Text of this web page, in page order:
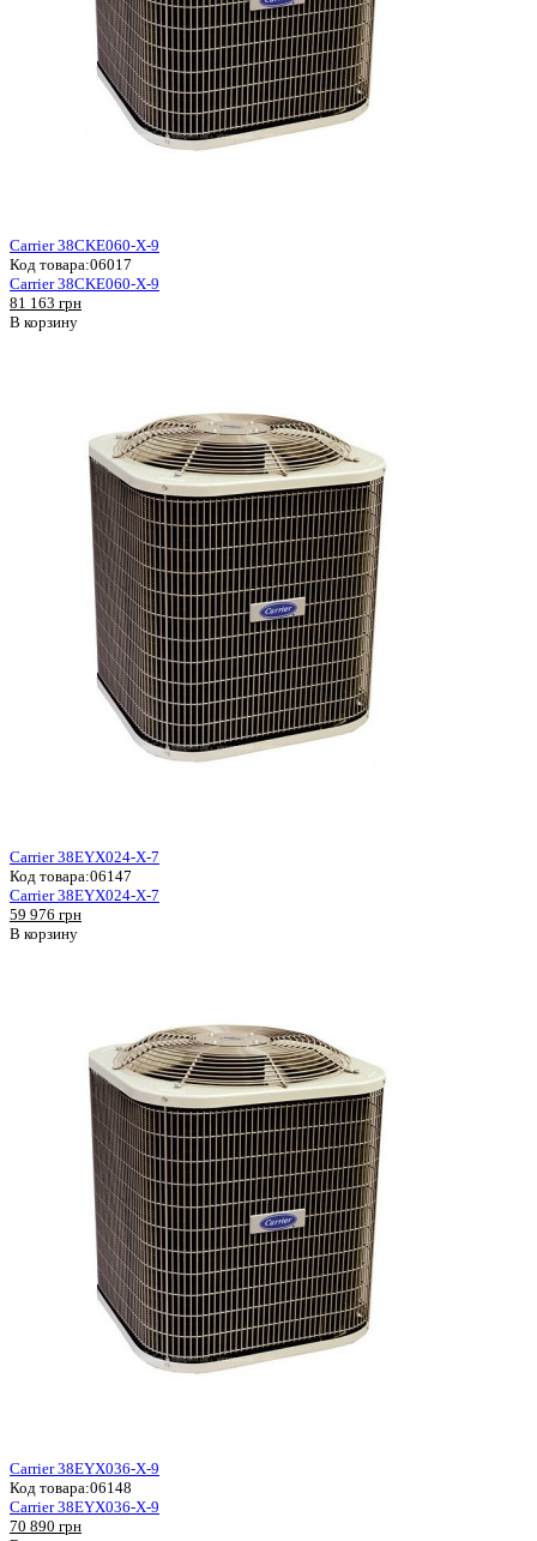
Carrier 38CKE060-X-9
Код товара:06017
Carrier 38CKE060-X-9
81 163 грн
В корзину
Carrier 38EYX024-X-7
Код товара:06147
Carrier 38EYX024-X-7
59 976 грн
В корзину
Carrier 38EYX036-X-9
Код товара:06148
Carrier 38EYX036-X-9
70 890 грн